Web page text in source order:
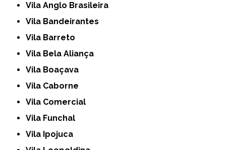
Vila Anglo Brasileira
Vila Bandeirantes
Vila Barreto
Vila Bela Aliança
Vila Boaçava
Vila Caborne
Vila Comercial
Vila Funchal
Vila Ipojuca